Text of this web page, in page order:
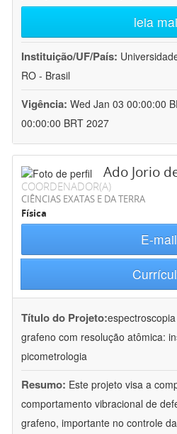
leia
Instituição/UF/País:
RO - Brasil
Vigência: Wed Jan 03 00:00:00
00:00:00 BRT 2027
Ado Jorio
COORDENADOR(A)
CIÊNCIAS EXATAS E DA TERRA
Física
E-mail
Título do Projeto:
grafeno com resolução atômica:
picometrologia
Resumo: Este projeto visa a
comportamento vibracional de
grafeno, importante no controle